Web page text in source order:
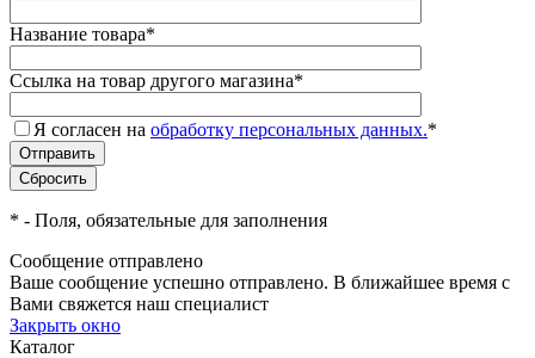
Название товара*
Ссылка на товар другого магазина*
Я согласен на обработку персональных данных.*
* - Поля, обязательные для заполнения
Сообщение отправлено
Ваше сообщение успешно отправлено. В ближайшее время с
Вами свяжется наш специалист
Закрыть окно
Каталог